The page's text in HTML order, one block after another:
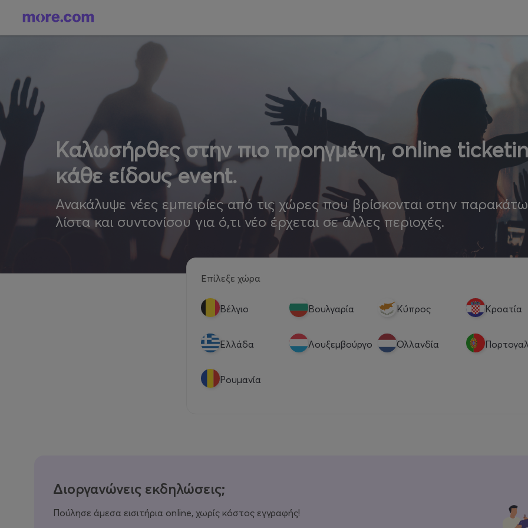
Καλωσήρθες στην πιο προηγμένη, online
κάθε είδους event.
Ανακάλυψε νέες εμπειρίες από τις χώρες που βρίσκονται στην παρακάτω
λίστα και συντονίσου για ό,τι νέο έρχεται σε άλλες περιοχές.
Επίλεξε χώρα
Βέλγιο Βουλγαρία Κύπρος Κροατία
Eλλάδα Λουξεμβούργο Ολλανδία
Ρουμανία
Διοργανώνεις εκδηλώσεις;
Πούλησε άμεσα εισιτήρια online, χωρίς κόστος εγγραφής!